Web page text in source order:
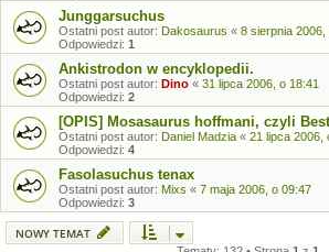
Junggarsuchus
Ostatni post autor: Dakosaurus « 8 sierpnia 2006,
Odpowiedzi: 1
Ankistrodon w encyklopedii.
Ostatni post autor: Dino « 31 lipca 2006, o 18:41
Odpowiedzi: 2
[OPIS] Mosasaurus hoffmani, czyli
Ostatni post autor: Daniel Madzia « 21 lipca 2006,
Odpowiedzi: 4
Fasolasuchus tenax
Ostatni post autor: Mixs « 7 maja 2006, o 09:47
Odpowiedzi: 3
NOWY TEMAT